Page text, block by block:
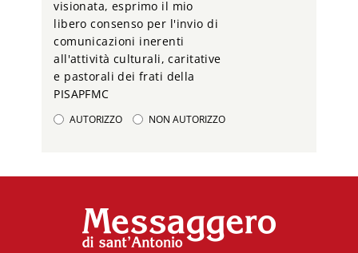
visionata, esprimo il mio
libero consenso per l'invio di
comunicazioni inerenti
all'attività culturali, caritative
e pastorali dei frati della
PISAPFMC
AUTORIZZO NON AUTORIZZO